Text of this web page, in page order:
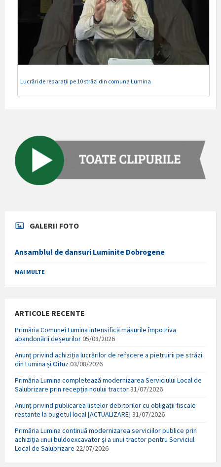
Lucrări de reparații pe 10 străzi din comuna Lumina
GALERII FOTO
Ansamblul de dansuri Luminite Dobrogene
MAI MULTE
ARTICOLE RECENTE
Primăria Comunei Lumina intensifică măsurile împotriva
abandonării deșeurilor05/08/2026
Anunț privind achiziția lucrărilor de refacere a pietruirii pe străzi
din Lumina și Oituz03/08/2026
Primăria Lumina completează modernizarea Serviciului Local de
Salubrizare prin recepția noului tractor31/07/2026
Anunț privind publicarea listelor debitorilor cu obligații fiscale
restante la bugetul local [ACTUALIZARE] 31/07/2026
Primăria Lumina continuă modernizarea serviciilor publice prin
achiziția unui buldoexcavator și a unui tractor pentru Serviciul
Local de Salubrizare 22/07/2026